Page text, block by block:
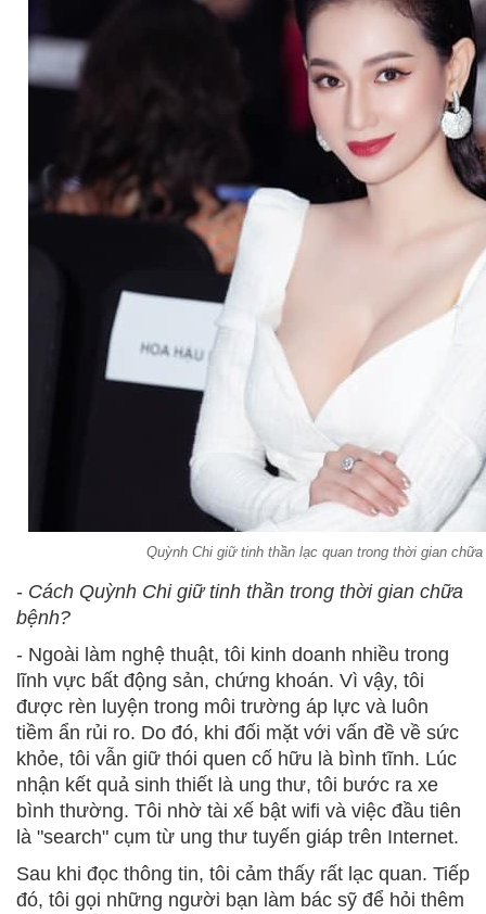
Quỳnh Chi giữ tinh thần lạc quan trong thời gian
- Cách Quỳnh Chi giữ tinh thần trong thời gian chữa
bệnh?
- Ngoài làm nghệ thuật, tôi kinh doanh nhiều trong
lĩnh vực bất động sản, chứng khoán. Vì vậy, tôi
được rèn luyện trong môi trường áp lực và luôn
tiềm ẩn rủi ro. Do đó, khi đối mặt với vấn đề về sức
khỏe, tôi vẫn giữ thói quen cố hữu là bình tĩnh. Lúc
nhận kết quả sinh thiết là ung thư, tôi bước ra xe
bình thường. Tôi nhờ tài xế bật wifi và việc đầu tiên
là "search" cụm từ ung thư tuyến giáp trên Internet.
Sau khi đọc thông tin, tôi cảm thấy rất lạc quan. Tiếp
đó, tôi gọi những người bạn làm bác sỹ để hỏi thêm